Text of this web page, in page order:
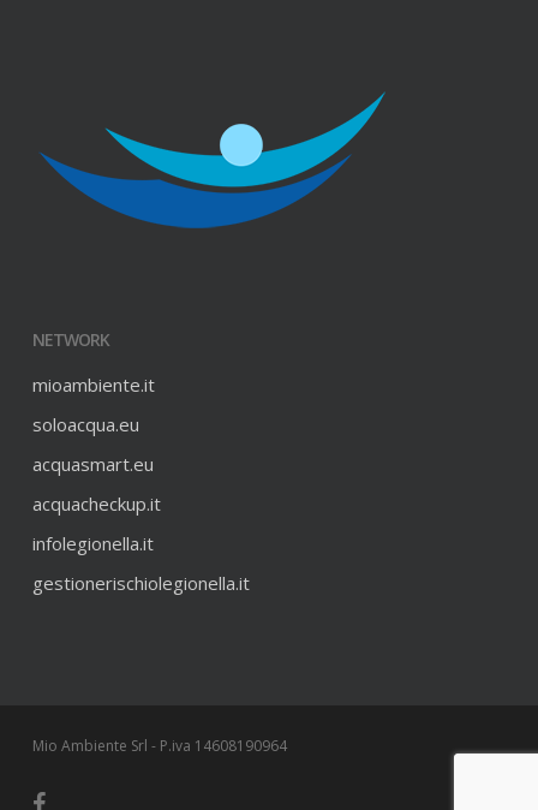
NETWORK
mioambiente.it
soloacqua.eu
acquasmart.eu
acquacheckup.it
infolegionella.it
gestionerischiolegionella.it
Mio Ambiente Srl - P.iva 14608190964
facebook